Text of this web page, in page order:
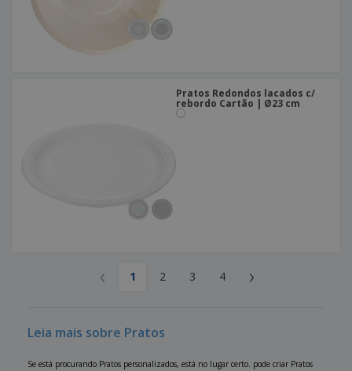
Pratos Redondos lacados c/
rebordo Cartão | Ø23 cm
‹ 1 2 3 4 ›
Leia mais sobre Pratos
Se está procurando Pratos personalizados, está no lugar certo. pode criar Pratos